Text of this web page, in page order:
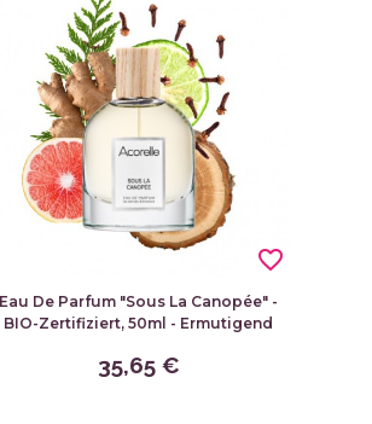
Eau De Parfum "Sous La Canopée" -
BIO-Zertifiziert, 50ml - Ermutigend
35,65 €
favorite_border